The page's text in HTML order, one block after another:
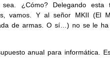
¿Cómo? Delegando esta
vamos. Y al señor MKII (El
de armas. O sí…) no se le ha
anual para informática.